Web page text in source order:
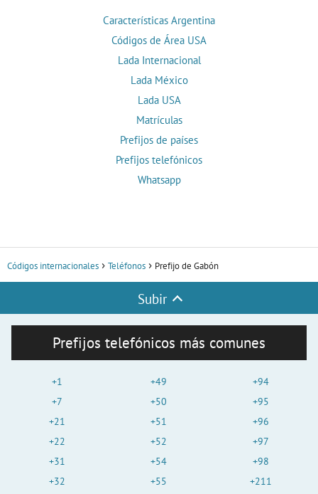
Características Argentina
Códigos de Área USA
Lada Internacional
Lada México
Lada USA
Matrículas
Prefijos de países
Prefijos telefónicos
Whatsapp
Códigos internacionales Teléfonos Prefijo de Gabón
Subir
Prefijos telefónicos más comunes
+1
+7
+21
+22
+31
+32
+49
+50
+51
+52
+54
+55
+94
+95
+96
+97
+98
+211